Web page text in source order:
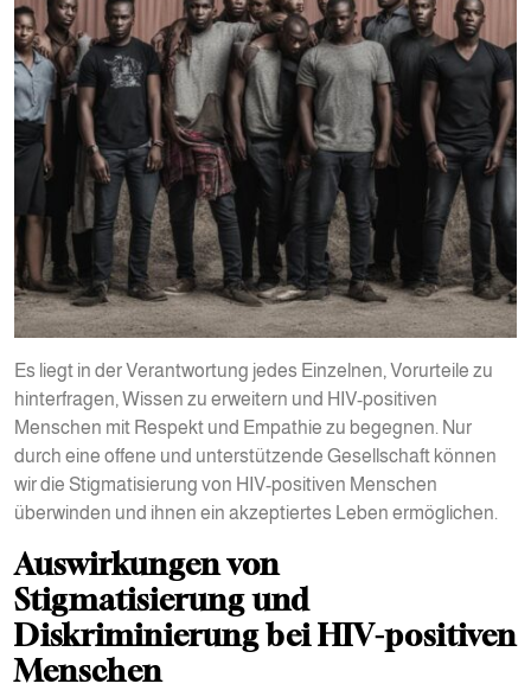
Es liegt in der Verantwortung jedes Einzelnen, Vorurteile zu
hinterfragen, Wissen zu erweitern und HIV-positiven
Menschen mit Respekt und Empathie zu begegnen. Nur
durch eine offene und unterstützende Gesellschaft können
wir die Stigmatisierung von HIV-positiven Menschen
überwinden und ihnen ein akzeptiertes Leben ermöglichen.
Auswirkungen von
Stigmatisierung und
Diskriminierung bei HIV-positiven
Menschen